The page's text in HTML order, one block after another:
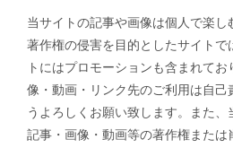
当サイトの記事や画像は個人で楽し
著作権の侵害を目的としたサイトで
トにはプロモーションも含まれて
像・動画・リンク先のご利用は自己
うよろしくお願い致します。また、
記事・画像・動画等の著作権または